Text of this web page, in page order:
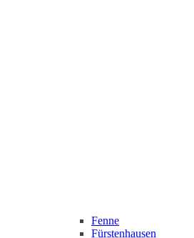
Fenne
Fürstenhausen